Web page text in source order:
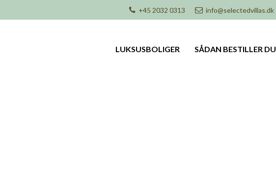
+45 2032 0313 info@selectedvillas.dk
LUKSUSBOLIGER SÅDAN BESTILLER DU